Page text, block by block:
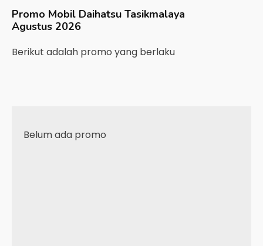
Promo Mobil Daihatsu Tasikmalaya
Agustus 2026
Berikut adalah promo yang berlaku
Belum ada promo